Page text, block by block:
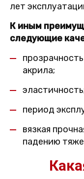
лет
К иным
следующие
акрила;
период
вязкая
падению